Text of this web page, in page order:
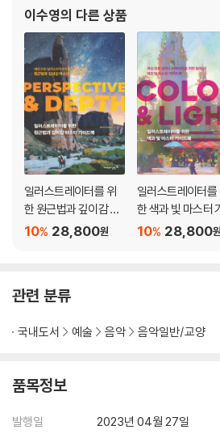
이수영의 다른 상품
일러스트레이터를 위
한 원근법과 깊이감 마
스터 가이드북 : PERS
28,800원
10%
일러스트레이터를
한 색과 빛 마스터
드북 : COLOR &
28,800원
10%
관련 분류
국내도서 예술 음악 음악일반/교양
품목정보
발행일
2023년 04월 27일